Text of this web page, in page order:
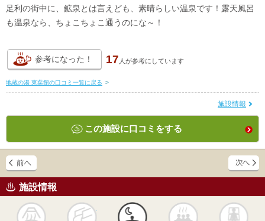
足利の街中に、鉱泉とは言えども、素晴らしい温泉です！露天風呂
も温泉なら、ちょこちょこ通うのにな～！
参考になった！ 17 人が参考にしています
地蔵の湯 東葉館の口コミ一覧に戻る >
施設情報
この施設に口コミをする
施設情報
かけ流し 露天風呂 貸切風呂